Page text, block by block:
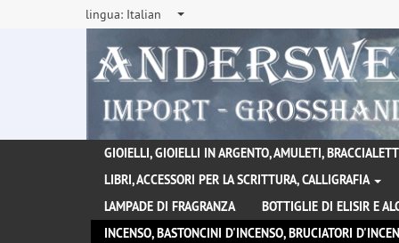
lingua: Italian
GIOIELLI, GIOIELLI IN ARGENTO, AMULETI,
LIBRI, ACCESSORI PER LA SCRITTURA, CALLIGRAFIA
LAMPADE DI FRAGRANZA
BOTTIGLIE DI ELISIR E
INCENSO, BASTONCINI D'INCENSO, BRUCIATORI